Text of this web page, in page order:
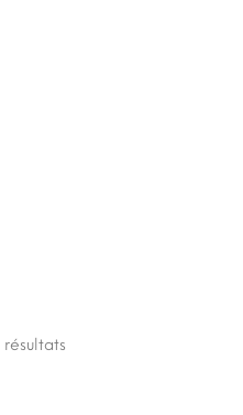
résultats